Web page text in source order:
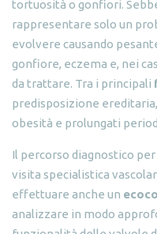
tortuosità o gonfiori.
rappresentare solo un
evolvere causando
gonfiore, eczema e, nei
da trattare. Tra i principali
predisposizione
obesità e prolungati
Il percorso diagnostico per
visita specialistica
effettuare anche un
analizzare in modo